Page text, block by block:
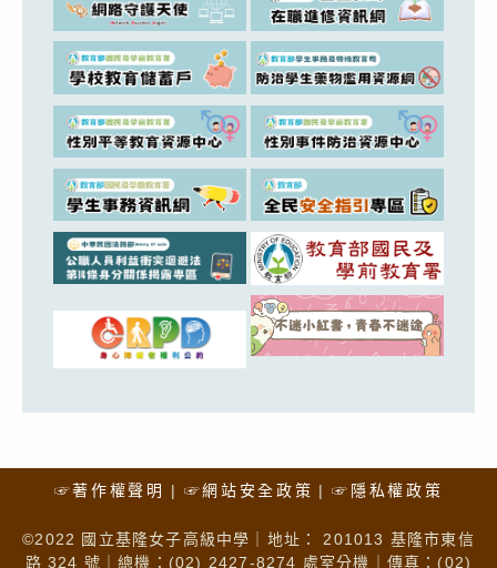
☞著作權聲明 ☞網站安全政策 ☞隱私權政策
©2022 國立基隆女子高級中學｜地址： 201013 基隆市東信
路 324 號｜總機：(02) 2427-8274 處室分機｜傳真：(02)